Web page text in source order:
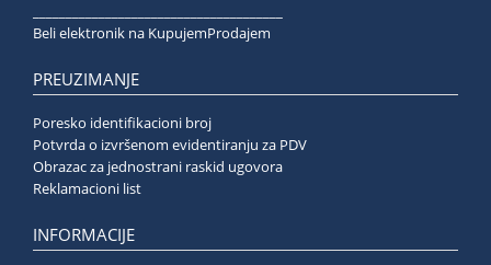
Beli elektronik na KupujemProdajem
PREUZIMANJE
Poresko identifikacioni broj
Potvrda o izvršenom evidentiranju za PDV
Obrazac za jednostrani raskid ugovora
Reklamacioni list
INFORMACIJE